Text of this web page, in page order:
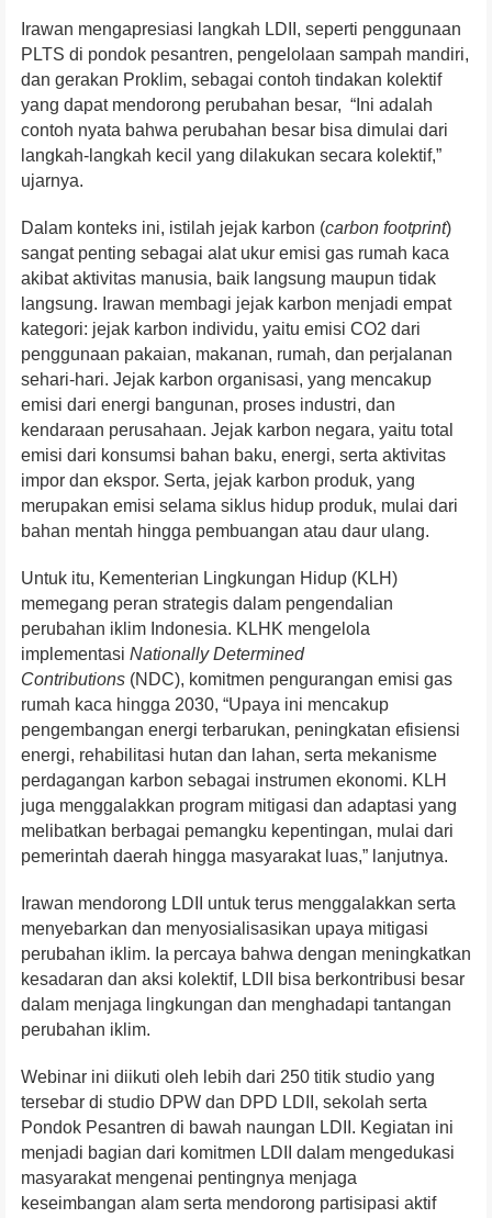
Irawan mengapresiasi langkah LDII, seperti penggunaan
PLTS di pondok pesantren, pengelolaan sampah mandiri,
dan gerakan Proklim, sebagai contoh tindakan kolektif
yang dapat mendorong perubahan besar, “Ini adalah
contoh nyata bahwa perubahan besar bisa dimulai dari
langkah-langkah kecil yang dilakukan secara kolektif,”
ujarnya.
Dalam konteks ini, istilah jejak karbon (carbon footprint)
sangat penting sebagai alat ukur emisi gas rumah kaca
akibat aktivitas manusia, baik langsung maupun tidak
langsung. Irawan membagi jejak karbon menjadi empat
kategori: jejak karbon individu, yaitu emisi CO2 dari
penggunaan pakaian, makanan, rumah, dan perjalanan
sehari-hari. Jejak karbon organisasi, yang mencakup
emisi dari energi bangunan, proses industri, dan
kendaraan perusahaan. Jejak karbon negara, yaitu total
emisi dari konsumsi bahan baku, energi, serta aktivitas
impor dan ekspor. Serta, jejak karbon produk, yang
merupakan emisi selama siklus hidup produk, mulai dari
bahan mentah hingga pembuangan atau daur ulang.
Untuk itu, Kementerian Lingkungan Hidup (KLH)
memegang peran strategis dalam pengendalian
perubahan iklim Indonesia. KLHK mengelola
implementasi Nationally Determined
Contributions (NDC), komitmen pengurangan emisi gas
rumah kaca hingga 2030, “Upaya ini mencakup
pengembangan energi terbarukan, peningkatan efisiensi
energi, rehabilitasi hutan dan lahan, serta mekanisme
perdagangan karbon sebagai instrumen ekonomi. KLH
juga menggalakkan program mitigasi dan adaptasi yang
melibatkan berbagai pemangku kepentingan, mulai dari
pemerintah daerah hingga masyarakat luas,” lanjutnya.
Irawan mendorong LDII untuk terus menggalakkan serta
menyebarkan dan menyosialisasikan upaya mitigasi
perubahan iklim. Ia percaya bahwa dengan meningkatkan
kesadaran dan aksi kolektif, LDII bisa berkontribusi besar
dalam menjaga lingkungan dan menghadapi tantangan
perubahan iklim.
Webinar ini diikuti oleh lebih dari 250 titik studio yang
tersebar di studio DPW dan DPD LDII, sekolah serta
Pondok Pesantren di bawah naungan LDII. Kegiatan ini
menjadi bagian dari komitmen LDII dalam mengedukasi
masyarakat mengenai pentingnya menjaga
keseimbangan alam serta mendorong partisipasi aktif